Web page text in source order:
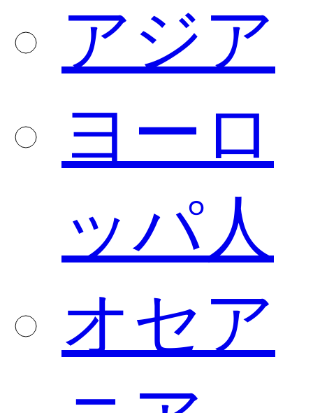
アジア
ヨーロ
ッパ人
オセア